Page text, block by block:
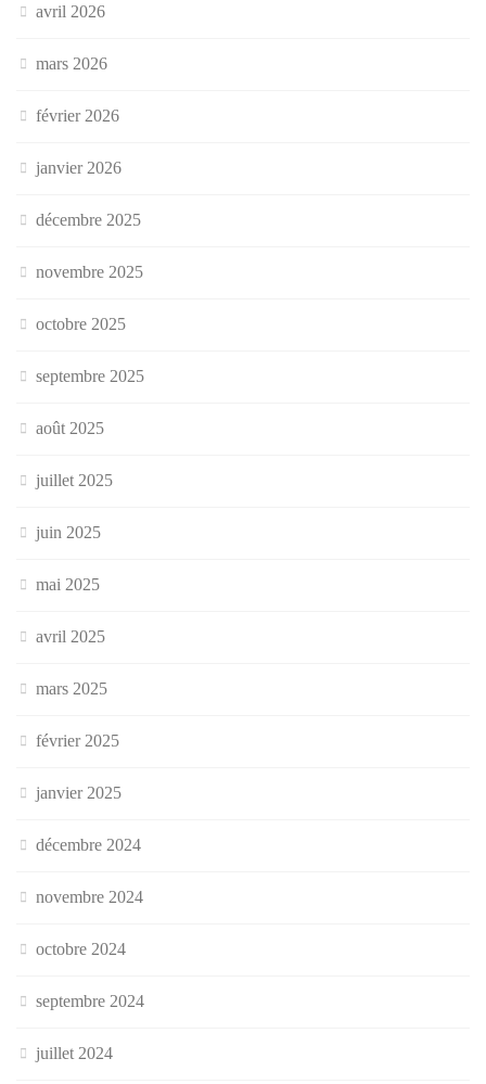
avril 2026
mars 2026
février 2026
janvier 2026
décembre 2025
novembre 2025
octobre 2025
septembre 2025
août 2025
juillet 2025
juin 2025
mai 2025
avril 2025
mars 2025
février 2025
janvier 2025
décembre 2024
novembre 2024
octobre 2024
septembre 2024
juillet 2024